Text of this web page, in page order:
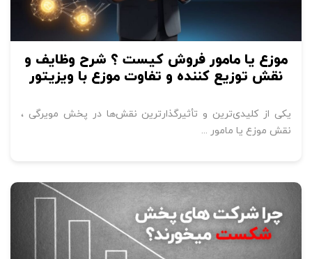
موزع یا مامور فروش کیست ؟ شرح وظایف و
نقش توزیع کننده و تفاوت موزع با ویزیتور
یکی از کلیدی‌ترین و تأثیرگذارترین نقش‌ها در پخش مویرگی ،
نقش موزع یا مامور ...